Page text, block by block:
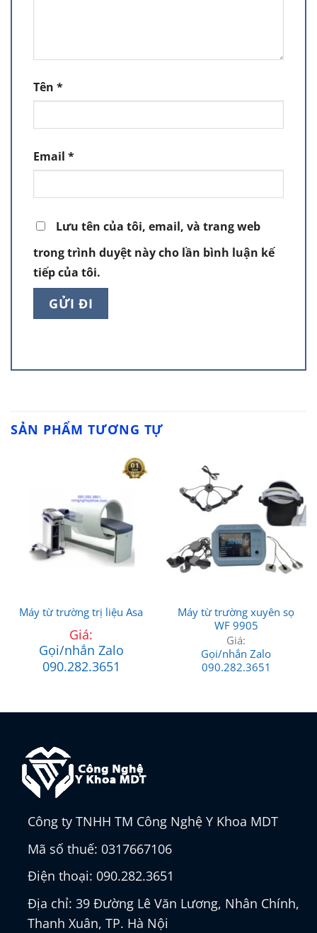
Tên *
Email *
Lưu tên của tôi, email, và trang web
trong trình duyệt này cho lần bình luận kế
tiếp của tôi.
SẢN PHẨM TƯƠNG TỰ
Máy từ trường trị liệu Asa
Giá:
Gọi/nhắn Zalo
090.282.3651
Máy từ trường xuyên sọ
WF 9905
Giá:
Gọi/nhắn Zalo
090.282.3651
Công ty TNHH TM Công Nghệ Y Khoa MDT
Mã số thuế: 0317667106
Điện thoại: 090.282.3651
Địa chỉ: 39 Đường Lê Văn Lương, Nhân Chính,
Thanh Xuân, TP. Hà Nội